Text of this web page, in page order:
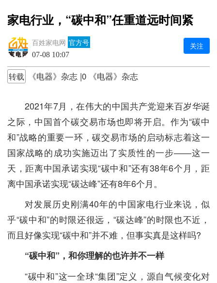
家电行业，“碳中和”任重道远时间紧
百姓家电网 官方号
07-08 10:07
关注
转载 《电器》杂志 |0 《电器》杂志
2021年7月，在伟大的中国共产党迎来百岁华诞
之际，中国首个碳交易市场也即将开启。作为“碳中
和”战略的重要一环，碳交易市场的启动标志着这一
国家战略的成功实施迈出了实质性的一步——这一
天，距离中国承诺实现“碳中和”还有38年6个月，距
离中国承诺实现“碳达峰”还有8年6个月。
对发展历史刚满40年的中国家电行业来说，似
乎“碳中和”的时限还很远，“碳达峰”的时限也不近，
而且好像实现“碳中和”并不难，但事实真是这样吗?
“碳中和”，和你理解的也许并不一样
“碳中和”这一全球“集团”定义，源自气候变化对